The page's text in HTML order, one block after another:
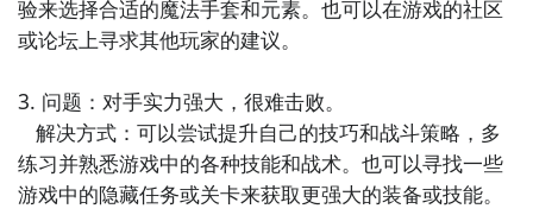
方法三： 查看九游开测表
步骤1：
在九游开测表中玩家们可以看到当天所有进行开
测的手机游戏，以及最近十天即将进行测试的游戏，有
具体的测试时间以及测试阶段介绍，玩家们可以在这里
查找元素之手的相关公测时间信息!
验来选择合适的魔法手套和元素。也可以在游戏的社区
或论坛上寻求其他玩家的建议。
3. 问题：对手实力强大，很难击败。
练习并熟悉游戏中的各种技能和战术。也可以寻找一些
游戏中的隐藏任务或关卡来获取更强大的装备或技能。